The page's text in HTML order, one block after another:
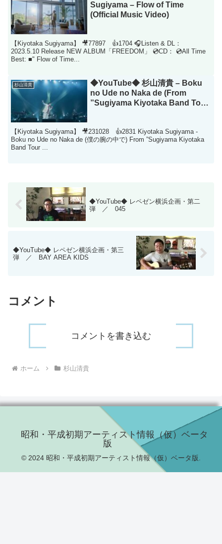
Sugiyama – Flow of Time
(Official Music Video)
【Kiyotaka Sugiyama】 🎥77897 👍1704 🎧Listen & DL：
2023.5.10 Release NEW ALBUM「FREEDOM」 💿CD： 💿All Time
Best: ■" Flow of Time...
杉山清貴
◆YouTube◆ 杉山清貴 – Boku
no Ude no Naka de (From
”Sugiyama Kiyotaka Band Tour
【Kiyotaka Sugiyama】 🎥231028 👍2831 Kiyotaka Sugiyama -
Boku no Ude no Naka de (僕の腕の中で) From ”Sugiyama Kiyotaka
Band Tour ...
◆YouTube◆ レペゼン横浜企画・第二
弾 ／ 045
◆YouTube◆ レペゼン横浜企画・第三
弾 ／ BAY AREA KIDS
コメント
コメントを書き込む
ホーム 杉山清貴
昭和・平成初期アーティスト情報（仮）ベータ
版
© 2024 昭和・平成初期アーティスト情報（仮）ベータ版.